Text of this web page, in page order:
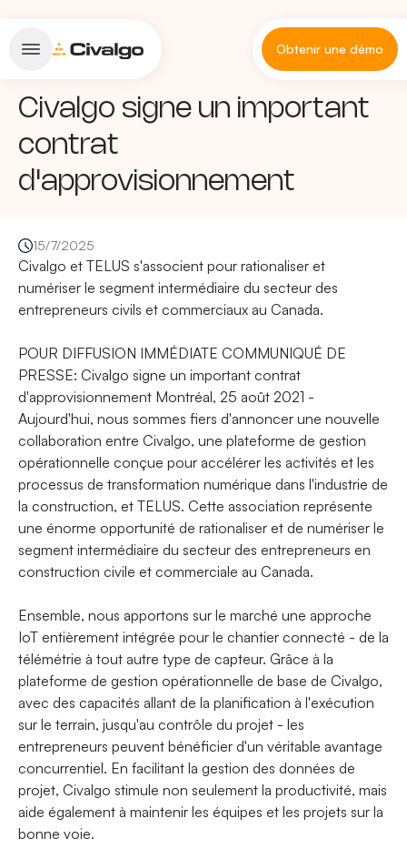
Obtenir une démo
Civalgo signe un important
contrat
d'approvisionnement
15/7/2025
Civalgo et TELUS s'associent pour rationaliser et
numériser le segment intermédiaire du secteur des
entrepreneurs civils et commerciaux au Canada.
POUR DIFFUSION IMMÉDIATE COMMUNIQUÉ DE
PRESSE: Civalgo signe un important contrat
d'approvisionnement Montréal, 25 août 2021 -
Aujourd'hui, nous sommes fiers d'annoncer une nouvelle
collaboration entre Civalgo, une plateforme de gestion
opérationnelle conçue pour accélérer les activités et les
processus de transformation numérique dans l'industrie de
la construction, et TELUS. Cette association représente
une énorme opportunité de rationaliser et de numériser le
segment intermédiaire du secteur des entrepreneurs en
construction civile et commerciale au Canada.
Ensemble, nous apportons sur le marché une approche
IoT entièrement intégrée pour le chantier connecté - de la
télémétrie à tout autre type de capteur. Grâce à la
plateforme de gestion opérationnelle de base de Civalgo,
avec des capacités allant de la planification à l'exécution
sur le terrain, jusqu'au contrôle du projet - les
entrepreneurs peuvent bénéficier d'un véritable avantage
concurrentiel. En facilitant la gestion des données de
projet, Civalgo stimule non seulement la productivité, mais
aide également à maintenir les équipes et les projets sur la
bonne voie.